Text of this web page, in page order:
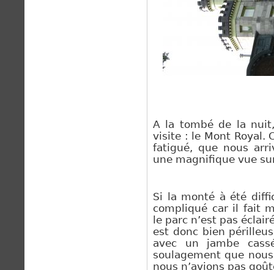
A la tombé de la
visite : le Mont Royal.
fatigué, que nous
une magnifique vue
Si la monté à été
compliqué car il fait
le parc n’est pas
est donc bien
avec un jambe
soulagement que
nous n’avions pas